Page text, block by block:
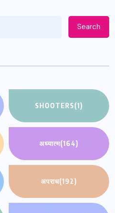
Search
SHOOTERS(1)
अध्यात्म(164)
अपराध(192)